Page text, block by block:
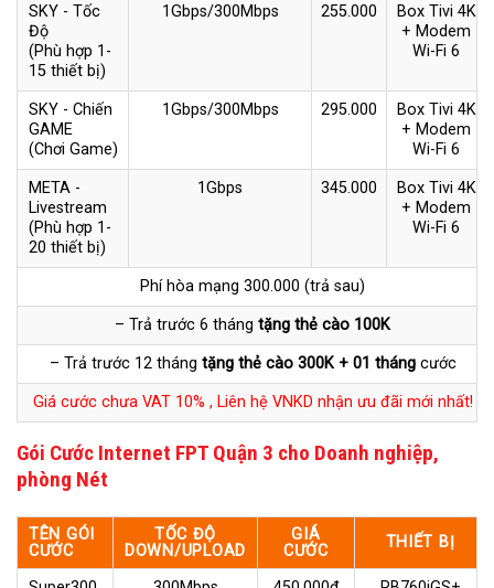
SKY - Tốc
Độ
(Phù hợp 1-
15 thiết bị)
1Gbps/300Mbps 255.000
Box Tivi 4K
+ Modem
Wi-Fi 6
SKY - Chiến
GAME
(Chơi Game)
1Gbps/300Mbps 295.000
Box Tivi 4K
+ Modem
Wi-Fi 6
META -
Livestream
(Phù hợp 1-
20 thiết bị)
1Gbps 345.000
Box Tivi 4K
+ Modem
Wi-Fi 6
Phí hòa mạng 300.000 (trả sau)
– Trả trước 6 tháng tặng thẻ cào 100K
– Trả trước 12 tháng tặng thẻ cào 300K + 01 thángcước
Giá cước chưa VAT 10% , Liên hệ VNKD nhận ưu đãi mới nhất!
Gói Cước Internet FPT Quận 3 cho Doanh nghiệp,
phòng Nét
TÊN GÓI
CƯỚC
TỐC ĐỘ
DOWN/UPLOAD
GIÁ
CƯỚC
THIẾT BỊ